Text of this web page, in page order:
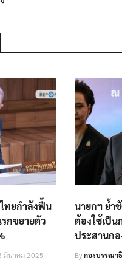
ทยกำลังฟื้น
กขยายตัว
มีนาคม 2025
นายกฯ ย้ำ
ต้องใช้เป็น
ประสานก
Byกองบรรณา